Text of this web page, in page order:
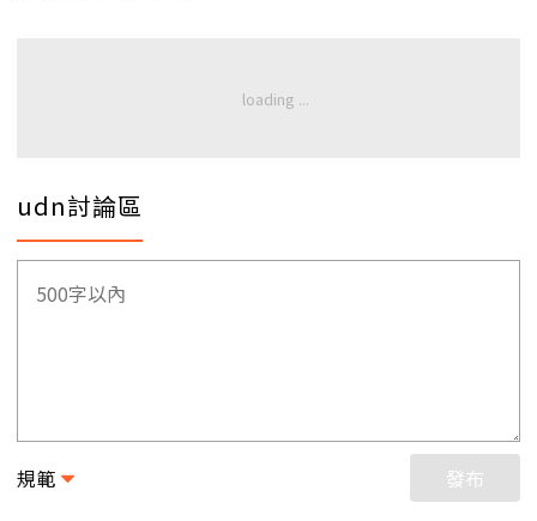
udn討論區
規範 發布